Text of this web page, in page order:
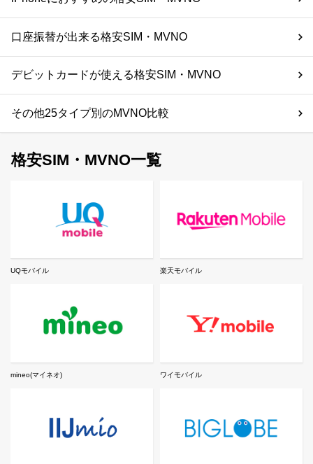
口座振替が出来る格安SIM・MVNO
デビットカードが使える格安SIM・MVNO
その他25タイプ別のMVNO比較
格安SIM・MVNO一覧
UQモバイル 楽天モバイル
mineo(マイネオ) ワイモバイル